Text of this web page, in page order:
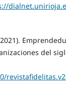
del